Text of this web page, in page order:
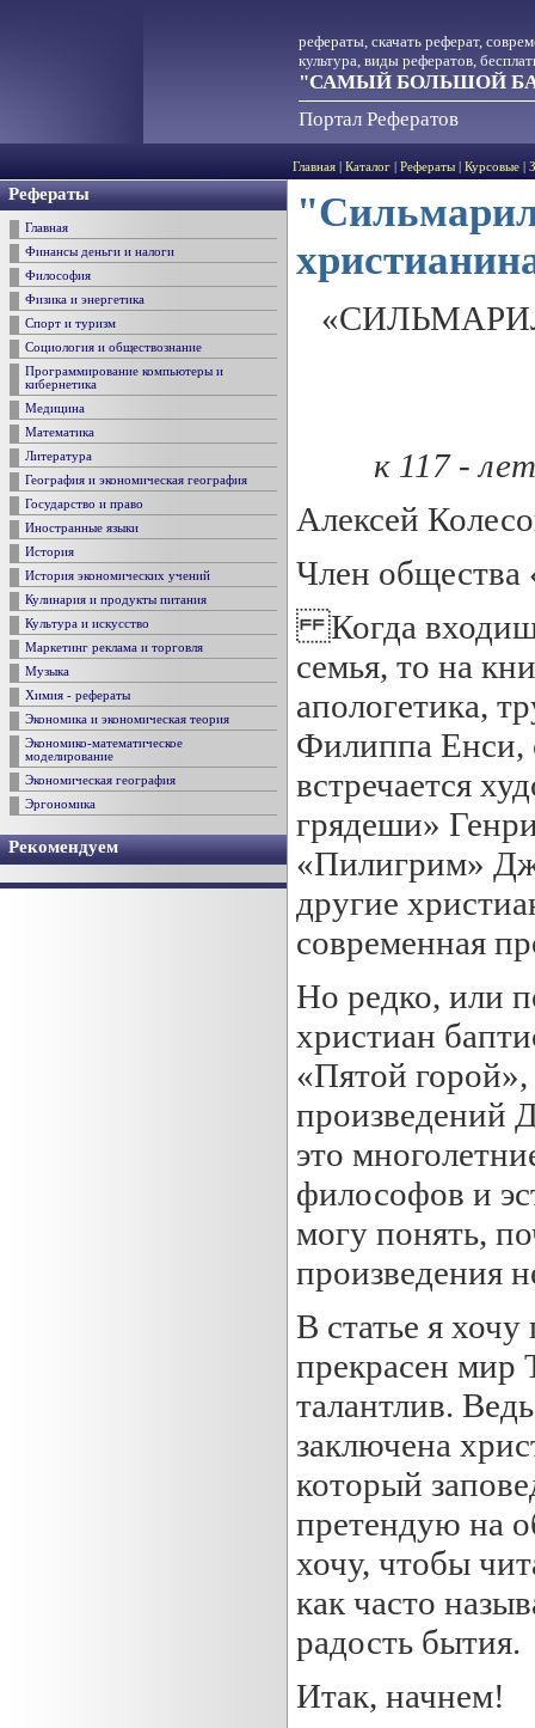
рефераты, скачать реферат,
культура, виды рефератов,
"САМЫЙ БОЛЬШОЙ
Портал Рефератов
Главная Каталог Рефераты Курсовые
Рефераты
Главная
Финансы деньги и налоги
Философия
Физика и энергетика
Спорт и туризм
Социология и обществознание
Программирование компьютеры и
кибернетика
Медицина
Математика
Литература
География и экономическая география
Государство и право
Иностранные языки
История
История экономических учений
Кулинария и продукты питания
Культура и искусство
Маркетинг реклама и торговля
Музыка
Химия - рефераты
Экономика и экономическая теория
Экономико-математическое
моделирование
Экономическая география
Эргономика
Рекомендуем
к 117-
Алексей
Член общества
Когда входишь
семья, то на
апологетика,
Филиппа Енси,
встречается
грядеши»
«Пилигрим»
другие
современная
Но редко, или
христиан
«Пятой
произведений
это
философов и
могу понять,
произведения
В статье я хочу
прекрасен мир
талантлив.
заключена
который
претендую на
хочу, чтобы
как часто
радость бытия.
Итак, начнем!